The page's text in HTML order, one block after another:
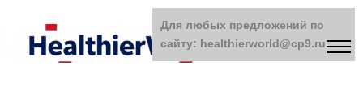
Для любых предложений по
сайту: healthierworld@cp9.ru